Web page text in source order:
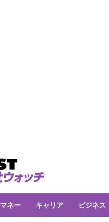
マネー キャリア ビジネス